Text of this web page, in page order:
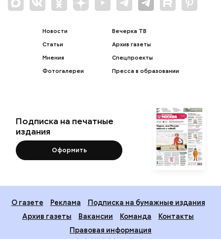
Новости
Статьи
Мнения
Фотогалереи
Вечерка ТВ
Архив газеты
Спецпроекты
Пресса в образовании
Подписка на печатные
издания
Оформить
О газете Реклама
Подписка на бумажные издания
Архив газеты
Вакансии Команда
Контакты
Правовая информация